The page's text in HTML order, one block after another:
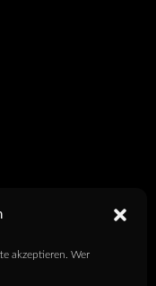
akzeptieren. Wer